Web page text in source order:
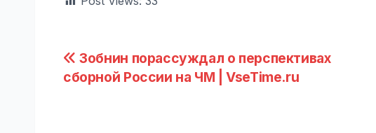
Навигация
по
Зобнин порассуждал о перспективах
сборной России на ЧМ | VseTime.ru